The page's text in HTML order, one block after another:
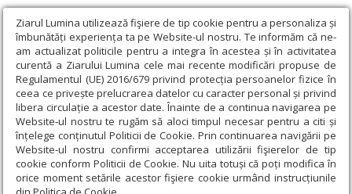
Ziarul Lumina utilizează fişiere de tip cookie pentru a personaliza și
îmbunătăți experiența ta pe Website-ul nostru. Te informăm că ne-
am actualizat politicile pentru a integra în acestea și în activitatea
curentă a Ziarului Lumina cele mai recente modificări propuse de
Regulamentul (UE) 2016/679 privind protecția persoanelor fizice în
ceea ce privește prelucrarea datelor cu caracter personal și privind
libera circulație a acestor date. Înainte de a continua navigarea pe
Website-ul nostru te rugăm să aloci timpul necesar pentru a citi și
înțelege conținutul Politicii de Cookie. Prin continuarea navigării pe
Website-ul nostru confirmi acceptarea utilizării fişierelor de tip
cookie conform Politicii de Cookie. Nu uita totuși că poți modifica în
orice moment setările acestor fişiere cookie urmând instrucțiunile
Ziarul Lumina › Educaţie și Cultură › Lumina literară şi artistică ›
POEZIE: Eugen Barz
POEZIE: Eugen Barz